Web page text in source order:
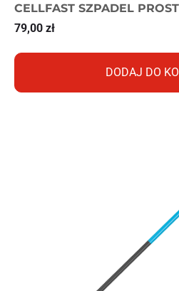
CELLFAST SZPADEL
79,00 zł
DODAJ DO